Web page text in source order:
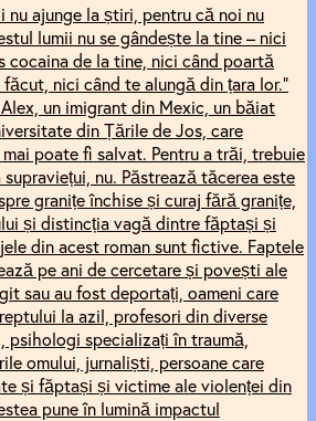
nu ajunge la știri, pentru că noi nu
lumii nu se gândește la tine – nici
cocaina de la tine, nici când poartă
nici când te alungă din țara lor.”
un imigrant din Mexic, un băiat
din Țările de Jos, care
poate fi salvat. Pentru a trăi, trebuie
nu. Păstrează tăcerea este
granițe închise și curaj fără granițe,
și distincția vagă dintre făptași și
din acest roman sunt fictive. Faptele
pe ani de cercetare și povești ale
sau au fost deportați, oameni care
la azil, profesori din diverse
psihologi specializați în traumă,
omului, jurnaliști, persoane care
și făptași și victime ale violenței din
pune în lumină impactul